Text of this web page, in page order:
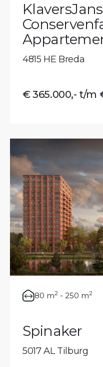
4815 HE Breda
€ 365.000,- t/m
80 m2 - 250 m2
Spinaker
5017 AL Tilburg